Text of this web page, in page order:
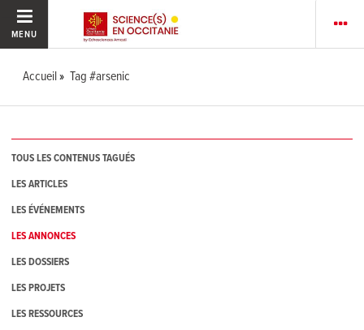
MENU
Accueil Tag #arsenic
TOUS LES CONTENUS TAGUÉS
LES ARTICLES
LES ÉVÉNEMENTS
LES ANNONCES
LES DOSSIERS
LES PROJETS
LES RESSOURCES